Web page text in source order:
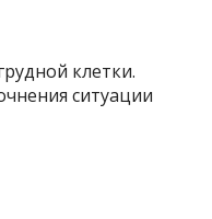
клетки.
ситуации